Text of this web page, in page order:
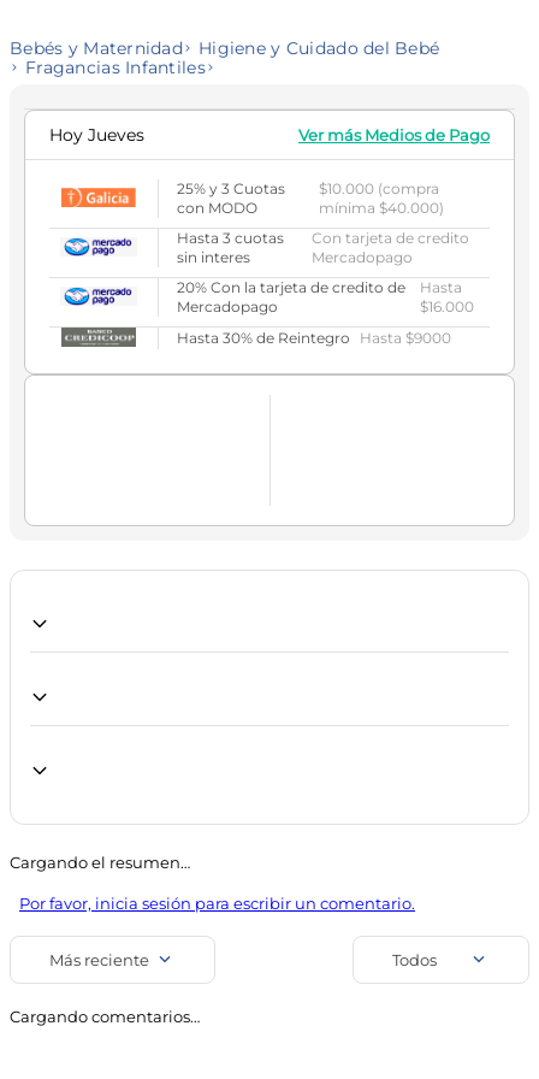
Bebés y Maternidad
Higiene y Cuidado del Bebé
Fragancias Infantiles
Hoy Jueves Ver más Medios de Pago
25% y 3 Cuotas
con MODO
$10.000 (compra
mínima $40.000)
Hasta 3 cuotas
sin interes
Con tarjeta de credito
Mercadopago
20% Con la tarjeta de credito de
Mercadopago
Hasta
$16.000
Hasta 30% de Reintegro
Hasta $9000
Petit Enfant
7394
Bebés y Maternidad
7793487014013
Uso
Cargando el resumen…
Por favor, inicia sesión para escribir un comentario.
Más reciente Todos
Cargando comentarios…